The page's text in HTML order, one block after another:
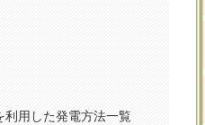
利用した発電方法一覧